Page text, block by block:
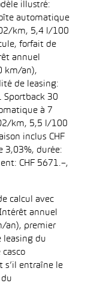
illustré:
automatique
km, 5,4 l/100
forfait de
annuel
km/an),
de leasing:
Sportback 30
à 7
km, 5,5 l/100
inclus CHF
3,03%, durée:
CHF 5671.–,
calcul avec
annuel
an), premier
leasing du
casco
s’il entraîne le